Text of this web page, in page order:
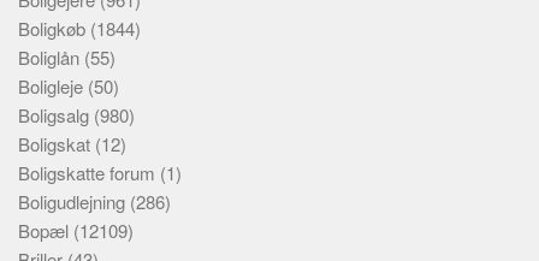
Boligkøb (1844)
Boliglån (55)
Boligleje (50)
Boligsalg (980)
Boligskat (12)
Boligskatte forum (1)
Boligudlejning (286)
Bopæl (12109)